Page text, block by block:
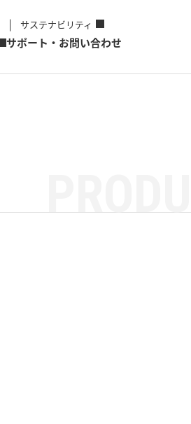
サステナビリティ
サポート・お問い合わせ